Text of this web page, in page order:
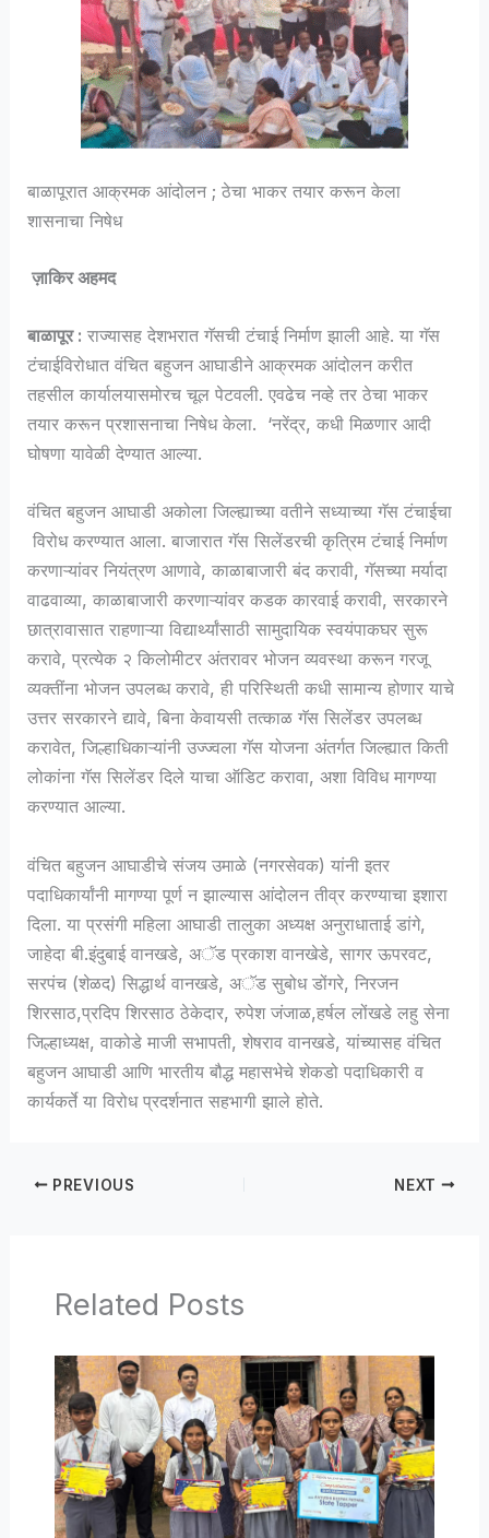
बाळापूरात आक्रमक आंदोलन ; ठेचा भाकर तयार करून केला
शासनाचा निषेध
ज़ाकिर अहमद
बाळापूर : राज्यासह देशभरात गॅसची टंचाई निर्माण झाली आहे. या गॅस
टंचाईविरोधात वंचित बहुजन आघाडीने आक्रमक आंदोलन करीत
तहसील कार्यालयासमोरच चूल पेटवली. एवढेच नव्हे तर ठेचा भाकर
तयार करून प्रशासनाचा निषेध केला. ‘नरेंद्र, कधी मिळणार आदी
घोषणा यावेळी देण्यात आल्या.
वंचित बहुजन आघाडी अकोला जिल्ह्याच्या वतीने सध्याच्या गॅस टंचाईचा
विरोध करण्यात आला. बाजारात गॅस सिलेंडरची कृत्रिम टंचाई निर्माण
करणाऱ्यांवर नियंत्रण आणावे, काळाबाजारी बंद करावी, गॅसच्या मर्यादा
वाढवाव्या, काळाबाजारी करणाऱ्यांवर कडक कारवाई करावी, सरकारने
छात्रावासात राहणाऱ्या विद्यार्थ्यांसाठी सामुदायिक स्वयंपाकघर सुरू
करावे, प्रत्येक २ किलोमीटर अंतरावर भोजन व्यवस्था करून गरजू
व्यक्तींना भोजन उपलब्ध करावे, ही परिस्थिती कधी सामान्य होणार याचे
उत्तर सरकारने द्यावे, बिना केवायसी तत्काळ गॅस सिलेंडर उपलब्ध
करावेत, जिल्हाधिकाऱ्यांनी उज्ज्वला गॅस योजना अंतर्गत जिल्ह्यात किती
लोकांना गॅस सिलेंडर दिले याचा ऑडिट करावा, अशा विविध मागण्या
करण्यात आल्या.
वंचित बहुजन आघाडीचे संजय उमाळे (नगरसेवक) यांनी इतर
पदाधिकार्यांनी मागण्या पूर्ण न झाल्यास आंदोलन तीव्र करण्याचा इशारा
दिला. या प्रसंगी महिला आघाडी तालुका अध्यक्ष अनुराधाताई डांगे,
जाहेदा बी.इंदुबाई वानखडे, अॅड प्रकाश वानखेडे, सागर ऊपरवट,
सरपंच (शेळद) सिद्धार्थ वानखडे, अॅड सुबोध डोंगरे, निरजन
शिरसाठ,प्रदिप शिरसाठ ठेकेदार, रुपेश जंजाळ,हर्षल लोंखडे लहु सेना
जिल्हाध्यक्ष, वाकोडे माजी सभापती, शेषराव वानखडे, यांच्यासह वंचित
बहुजन आघाडी आणि भारतीय बौद्ध महासभेचे शेकडो पदाधिकारी व
कार्यकर्ते या विरोध प्रदर्शनात सहभागी झाले होते.
PREVIOUS NEXT
Related Posts